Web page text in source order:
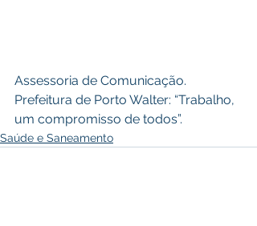
Assessoria de Comunicação.
Prefeitura de Porto Walter: “Trabalho,
um compromisso de todos”.
Saúde e Saneamento